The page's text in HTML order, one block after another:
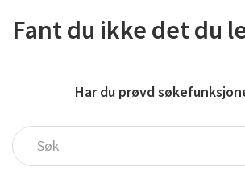
Fant du ikke det du
Har du prøvd